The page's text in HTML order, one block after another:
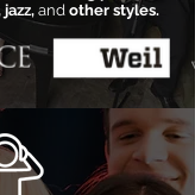
and other styles.